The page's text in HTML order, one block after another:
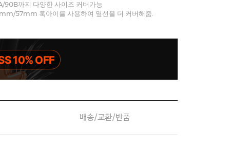
90B까지 다양한 사이즈 커버가능
57mm 훅아이를 사용하여 옆선을 더 커버해줌.
배송/교환/반품